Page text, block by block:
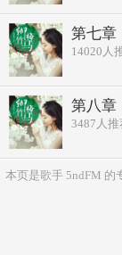
第七章
14020 人
第八章
3487 人推
本页是歌手 5ndFM 的